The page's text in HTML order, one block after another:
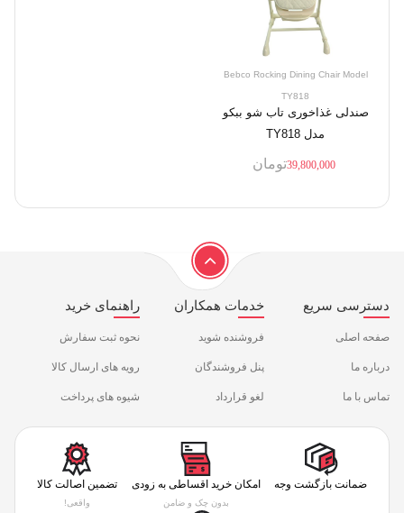
Bebco Rocking Dining Chair Model
TY818
صندلی غذاخوری تاب شو ببکو
مدل TY818
تومان
دسترسی سریع
صفحه اصلی
درباره ما
تماس با ما
خدمات همکاران
فروشنده شوید
پنل فروشندگان
لغو قرارداد
راهنمای خرید
نحوه ثبت سفارش
رویه های ارسال کالا
شیوه های پرداخت
ضمانت بازگشت وجه امکان خرید اقساطی به زودی
بدون چک و ضامن
تضمین اصالت کالا
واقعی!